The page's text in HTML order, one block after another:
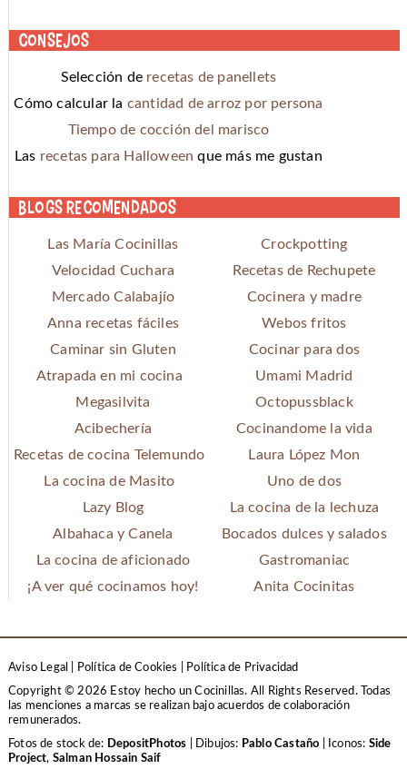
Consejos
Selección de recetas de panellets
Cómo calcular la cantidad de arroz por persona
Tiempo de cocción del marisco
Las recetas para Halloween que más me gustan
Blogs recomendados
Las María Cocinillas
Crockpotting
Velocidad Cuchara
Recetas de Rechupete
Mercado Calabajío
Cocinera y madre
Anna recetas fáciles
Webos fritos
Caminar sin Gluten
Cocinar para dos
Atrapada en mi cocina
Umami Madrid
Megasilvita
Octopussblack
Acibechería
Cocinandome la vida
Recetas de cocina Telemundo
Laura López Mon
La cocina de Masito
Uno de dos
Lazy Blog
La cocina de la lechuza
Albahaca y Canela
Bocados dulces y salados
La cocina de aficionado
Gastromaniac
¡A ver qué cocinamos hoy!
Anita Cocinitas
Aviso Legal Política de Cookies
Política de Privacidad
Copyright © 2026 Estoy hecho un Cocinillas. All Rights Reserved.Todas
las menciones a marcas se realizan bajo acuerdos de colaboración
remunerados.
Fotos de stock de: DepositPhotos | Dibujos: Pablo Castaño | Iconos: Side
Project, Salman Hossain Saif